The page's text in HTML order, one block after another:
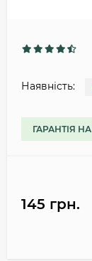
Наявність:
ГАРАНТІЯ
145 грн.